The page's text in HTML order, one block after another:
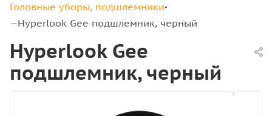
Головные уборы, подшлемники
—Hyperlook Gee подшлемник, черный
Hyperlook Gee
подшлемник, черный